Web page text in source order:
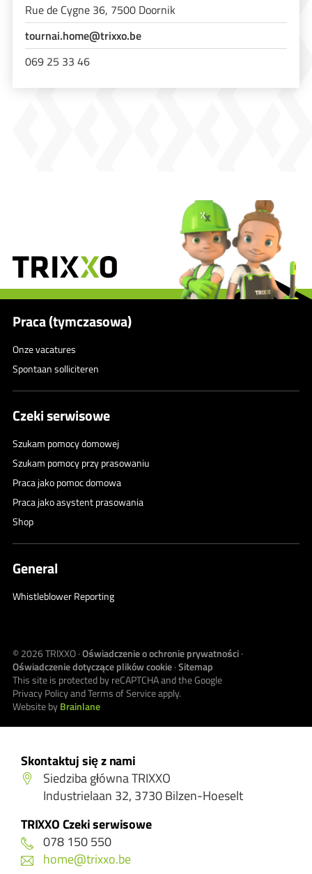
Rue de Cygne 36, 7500 Doornik
tournai.home@trixxo.be
069 25 33 46
Skontaktuj się z nami
Siedziba główna TRIXXO
Industrielaan 32, 3730 Bilzen-Hoeselt
TRIXXO Czeki serwisowe
078 150 550
home@trixxo.be
Praca (tymczasowa)
Onze vacatures
Spontaan solliciteren
Czeki serwisowe
Szukam pomocy domowej
Szukam pomocy przy prasowaniu
Praca jako pomoc domowa
Praca jako asystent prasowania
Shop
General
Whistleblower Reporting
© 2026TRIXXO·Oświadczenie o ochronie prywatności·
Oświadczenie dotyczące plików cookie·Sitemap
This site is protected by reCAPTCHA and the Google
Privacy PolicyandTerms of Serviceapply.
Website byBrainlane